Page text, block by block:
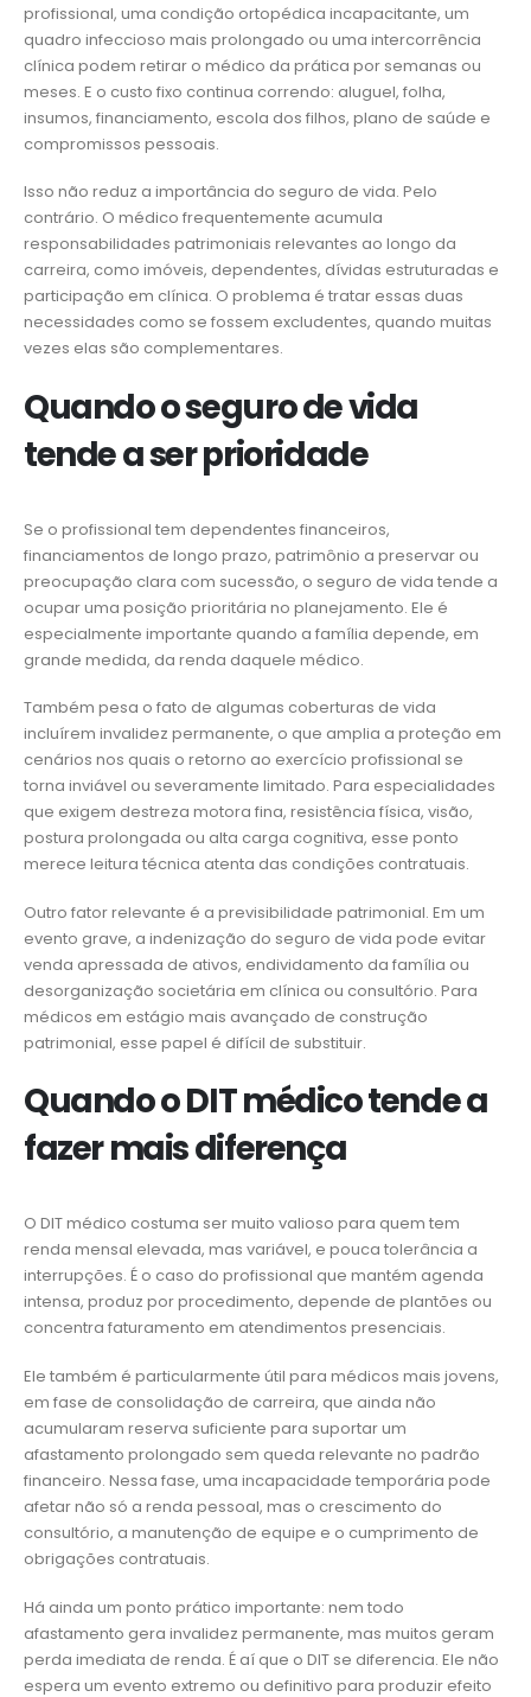
profissional, uma condição ortopédica incapacitante, um
quadro infeccioso mais prolongado ou uma intercorrência
clínica podem retirar o médico da prática por semanas ou
meses. E o custo fixo continua correndo: aluguel, folha,
insumos, financiamento, escola dos filhos, plano de saúde e
compromissos pessoais.
Isso não reduz a importância do seguro de vida. Pelo
contrário. O médico frequentemente acumula
responsabilidades patrimoniais relevantes ao longo da
carreira, como imóveis, dependentes, dívidas estruturadas e
participação em clínica. O problema é tratar essas duas
necessidades como se fossem excludentes, quando muitas
vezes elas são complementares.
Quando o seguro de vida
tende a ser prioridade
Se o profissional tem dependentes financeiros,
financiamentos de longo prazo, patrimônio a preservar ou
preocupação clara com sucessão, o seguro de vida tende a
ocupar uma posição prioritária no planejamento. Ele é
especialmente importante quando a família depende, em
grande medida, da renda daquele médico.
Também pesa o fato de algumas coberturas de vida
incluírem invalidez permanente, o que amplia a proteção em
cenários nos quais o retorno ao exercício profissional se
torna inviável ou severamente limitado. Para especialidades
que exigem destreza motora fina, resistência física, visão,
postura prolongada ou alta carga cognitiva, esse ponto
merece leitura técnica atenta das condições contratuais.
Outro fator relevante é a previsibilidade patrimonial. Em um
evento grave, a indenização do seguro de vida pode evitar
venda apressada de ativos, endividamento da família ou
desorganização societária em clínica ou consultório. Para
médicos em estágio mais avançado de construção
patrimonial, esse papel é difícil de substituir.
Quando o DIT médico tende a
fazer mais diferença
O DIT médico costuma ser muito valioso para quem tem
renda mensal elevada, mas variável, e pouca tolerância a
interrupções. É o caso do profissional que mantém agenda
intensa, produz por procedimento, depende de plantões ou
concentra faturamento em atendimentos presenciais.
Ele também é particularmente útil para médicos mais jovens,
em fase de consolidação de carreira, que ainda não
acumularam reserva suficiente para suportar um
afastamento prolongado sem queda relevante no padrão
financeiro. Nessa fase, uma incapacidade temporária pode
afetar não só a renda pessoal, mas o crescimento do
consultório, a manutenção de equipe e o cumprimento de
obrigações contratuais.
Há ainda um ponto prático importante: nem todo
afastamento gera invalidez permanente, mas muitos geram
perda imediata de renda. É aí que o DIT se diferencia. Ele não
espera um evento extremo ou definitivo para produzir efeito